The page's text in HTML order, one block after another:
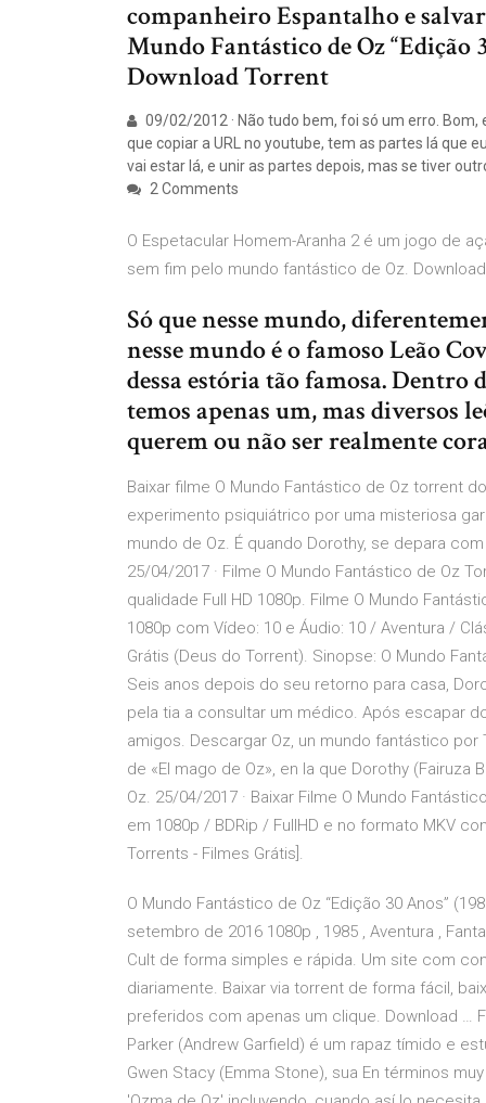
companheiro Espantalho e
Mundo Fantástico de Oz “Edição
Download Torrent
09/02/2012 · Não tudo bem, foi só um erro.
que copiar a URL no youtube, tem as partes lá que
vai estar lá, e unir as partes depois, mas se tiver
2 Comments
O Espetacular Homem-Aranha 2 é um jogo de
sem fim pelo mundo fantástico de Oz.
Só que nesse mundo,
nesse mundo é o famoso Leão
dessa estória tão famosa. Dentro
temos apenas um, mas diversos
querem ou não ser realmente
Baixar filme O Mundo Fantástico de Oz torrent
experimento psiquiátrico por uma misteriosa
mundo de Oz. É quando Dorothy, se depara
25/04/2017 · Filme O Mundo Fantástico de Oz
qualidade Full HD 1080p. Filme O Mundo
1080p com Vídeo: 10 e Áudio: 10 / Aventura /
Grátis (Deus do Torrent). Sinopse: O Mundo
Seis anos depois do seu retorno para casa,
pela tia a consultar um médico. Após escapar
amigos. Descargar Oz, un mundo fantástico
de «El mago de Oz», en la que Dorothy
Oz. 25/04/2017 · Baixar Filme O Mundo
em 1080p / BDRip / FullHD e no formato MKV
Torrents - Filmes Grátis].
O Mundo Fantástico de Oz “Edição 30 Anos”
setembro de 2016 1080p , 1985 , Aventura ,
Cult de forma simples e rápida. Um site com
diariamente. Baixar via torrent de forma fácil,
preferidos com apenas um clique. Download …
Parker (Andrew Garfield) é um rapaz tímido e
Gwen Stacy (Emma Stone), sua En términos